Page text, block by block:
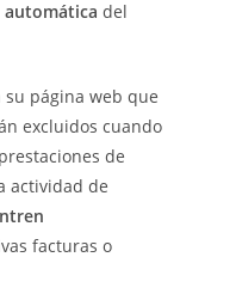
del
página web que
excluidos cuando
de
actividad de
facturas o